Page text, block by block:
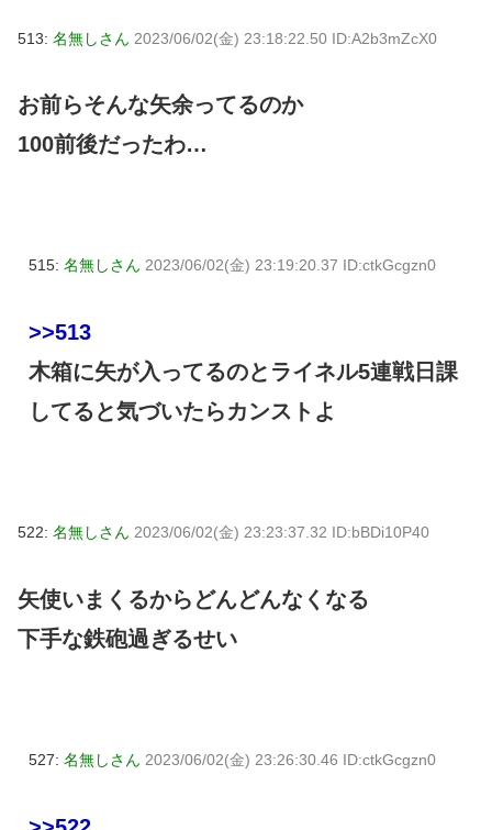
513: 名無しさん 2023/06/02(金) 23:18:22.50 ID:A2b3mZcX0
お前らそんな矢余ってるのか
100前後だったわ…
515: 名無しさん 2023/06/02(金) 23:19:20.37 ID:ctkGcgzn0
>>513
木箱に矢が入ってるのとライネル5連戦日課
してると気づいたらカンストよ
522: 名無しさん 2023/06/02(金) 23:23:37.32 ID:bBDi10P40
矢使いまくるからどんどんなくなる
下手な鉄砲過ぎるせい
527: 名無しさん 2023/06/02(金) 23:26:30.46 ID:ctkGcgzn0